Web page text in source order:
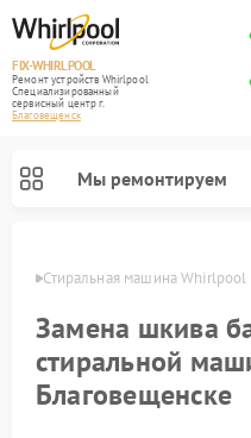
FIX-WHIRLPOOL
Ремонт устройств Whirlpool
Специализированный
cервисный центр г.
Благовещенск
Мы ремонтируем
Стиральная машина
Замена шкива
стиральной
Благовещенске